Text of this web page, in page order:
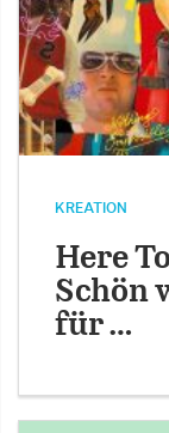
KREATION
Here
Schön
für …